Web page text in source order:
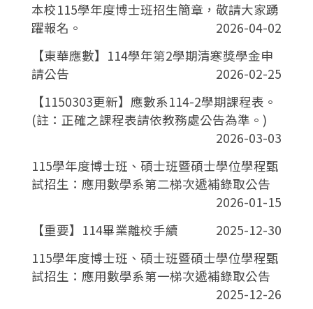
本校115學年度博士班招生簡章，敬請大家踴
躍報名。
2026-04-02
【東華應數】114學年第2學期清寒獎學金申
請公告
2026-02-25
【1150303更新】應數系114-2學期課程表。
(註：正確之課程表請依教務處公告為準。)
2026-03-03
115學年度博士班、碩士班暨碩士學位學程甄
試招生：應用數學系第二梯次遞補錄取公告
2026-01-15
【重要】114畢業離校手續
2025-12-30
115學年度博士班、碩士班暨碩士學位學程甄
試招生：應用數學系第一梯次遞補錄取公告
2025-12-26